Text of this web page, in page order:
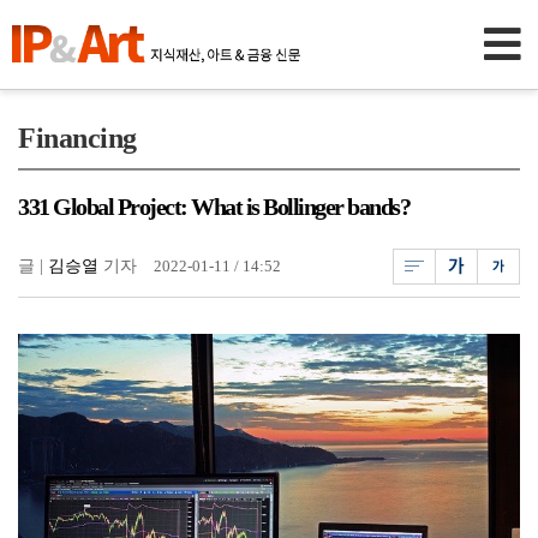
Financing
331 Global Project: What is Bollinger bands?
글 | 김승열 기자 2022-01-11 / 14:52